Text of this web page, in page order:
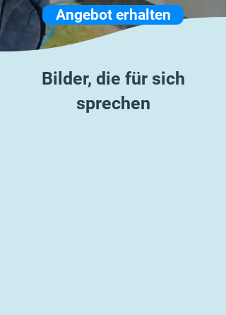
Angebot erhalten
Bilder, die für sich
sprechen